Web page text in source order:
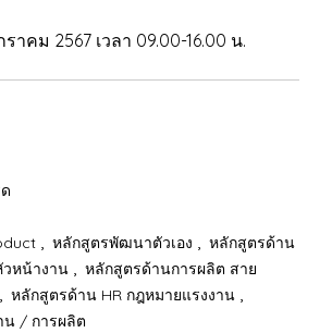
าคม 2567 เวลา 09.00-16.00 น.
, หลักสูตรพัฒนาตัวเอง , หลักสูตรด้าน
หน้างาน , หลักสูตรด้านการผลิต สาย
, หลักสูตรด้าน HR กฎหมายแรงงาน ,
น / การผลิต